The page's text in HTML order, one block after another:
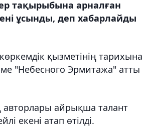
тақырыбына арналған
ұсынды, деп хабарлайды
қызметінің тарихына
"Небесного Эрмитажа" атты
айрықша талант
екені атап өтілді.